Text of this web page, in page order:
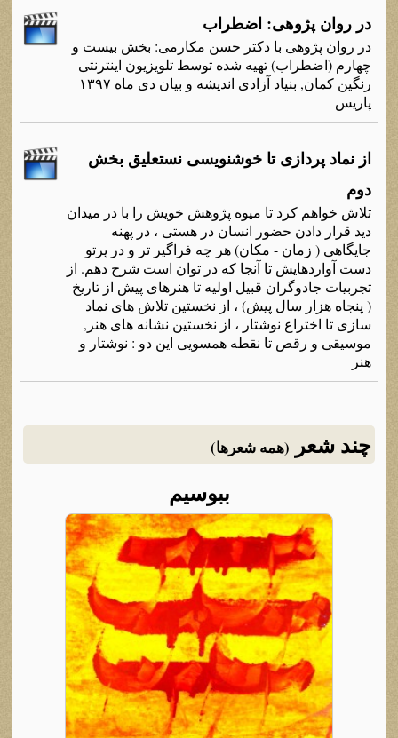
در روان پژوهی: اضطراب
در روان پژوهی با دکتر حسن مکارمی: بخش بیست و
چهارم (اضطراب) تهیه شده توسط تلویزیون اینترنتی
رنگین کمان, بنیاد آزادی اندیشه و بیان دی ماه ۱۳۹۷
پاریس
از نماد پردازی تا خوشنویسی نستعلیق بخش
دوم
تلاش خواهم کرد تا میوه پژوهش خویش را با در میدان
دید قرار دادن حضور انسان در هستی ، در پهنه
جایگاهی ( زمان - مکان) هر چه فراگیر تر و در پرتو
دست آواردهایش تا آنجا که در توان است شرح دهم. از
تجربیات جادوگران قبیل اولیه تا هنرهای پیش از تاریخ
( پنجاه هزار سال پیش) ، از نخستین تلاش های نماد
سازی تا اختراع نوشتار ، از نخستین نشانه های هنر,
موسیقی و رقص تا نقطه همسویی این دو : نوشتار و
هنر
چند شعر (همه شعرها)
ببوسیم